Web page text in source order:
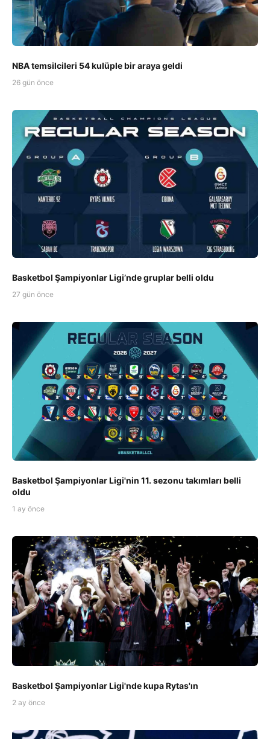
NBA temsilcileri 54 kulüple bir araya geldi
26 gün önce
Basketbol Şampiyonlar Ligi’nde gruplar belli oldu
27 gün önce
Basketbol Şampiyonlar Ligi'nin 11. sezonu takımları belli
oldu
1 ay önce
Basketbol Şampiyonlar Ligi'nde kupa Rytas'ın
2 ay önce